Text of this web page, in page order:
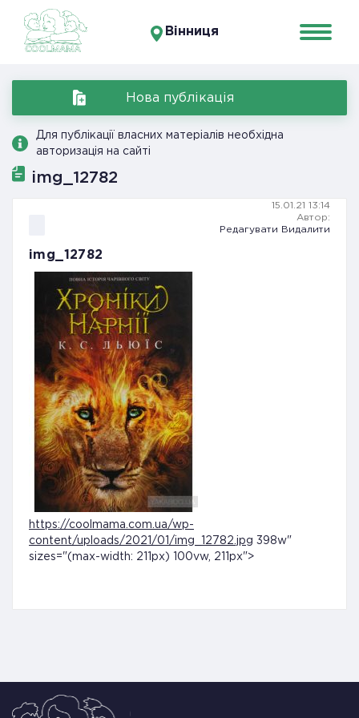
Вінниця
Нова публікація
Для публікації власних матеріалів необхідна
авторизація на сайті
img_12782
15.01.21 13:14
Автор:
Редагувати
Видалити
img_12782
https://coolmama.com.ua/wp-
content/uploads/2021/01/img_12782.jpg 398w"
sizes="(max-width: 211px) 100vw, 211px">